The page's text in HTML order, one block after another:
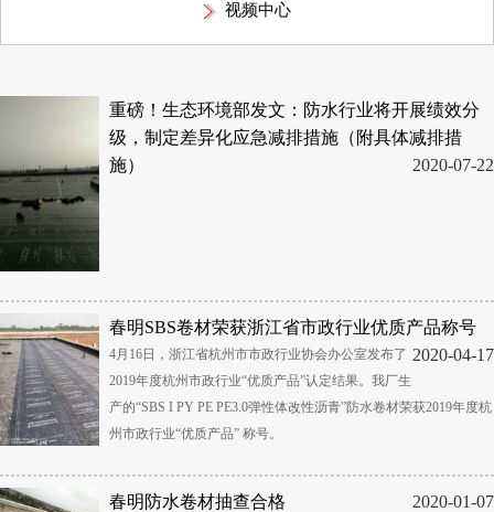
视频中心
重磅！生态环境部发文：防水行业将开展绩效分
级，制定差异化应急减排措施（附具体减排措
施）
2020-07-22
春明SBS卷材荣获浙江省市政行业优质产品称号
2020-04-17
4月16日，浙江省杭州市市政行业协会办公室发布了
2019年度杭州市政行业“优质产品”认定结果。我厂生
产的“SBS I PY PE PE3.0弹性体改性沥青”防水卷材荣获2019年度杭
州市政行业“优质产品” 称号。
春明防水卷材抽查合格 2020-01-07